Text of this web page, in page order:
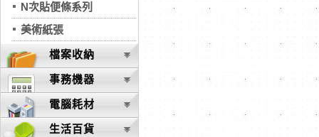
N次貼便條系列
美術紙張
檔案收納
事務機器
電腦耗材
生活百貨